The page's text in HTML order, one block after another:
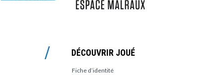
DÉCOUVRIR JOUÉ
Fiche d’identité